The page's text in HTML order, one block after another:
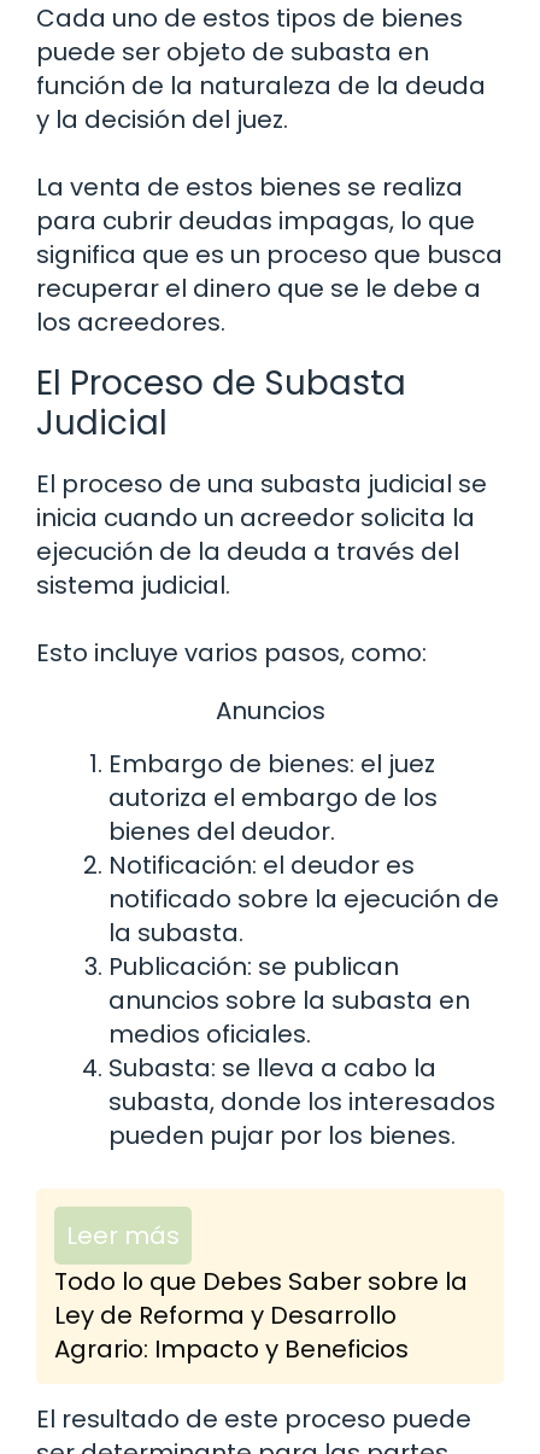
Cada uno de estos tipos de bienes
puede ser objeto de subasta en
función de la naturaleza de la deuda
y la decisión del juez.
La venta de estos bienes se realiza
para cubrir deudas impagas, lo que
significa que es un proceso que busca
recuperar el dinero que se le debe a
los acreedores.
El Proceso de Subasta
Judicial
El proceso de una subasta judicial se
inicia cuando un acreedor solicita la
ejecución de la deuda a través del
sistema judicial.
Esto incluye varios pasos, como:
Anuncios
Embargo de bienes: el juez
autoriza el embargo de los
bienes del deudor.
Notificación: el deudor es
notificado sobre la ejecución de
la subasta.
Publicación: se publican
anuncios sobre la subasta en
medios oficiales.
Subasta: se lleva a cabo la
subasta, donde los interesados
pueden pujar por los bienes.
Leer más
Todo lo que Debes Saber sobre la
Ley de Reforma y Desarrollo
Agrario: Impacto y Beneficios
El resultado de este proceso puede